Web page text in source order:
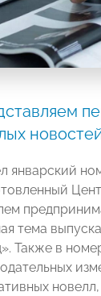
январский
тема
Также в